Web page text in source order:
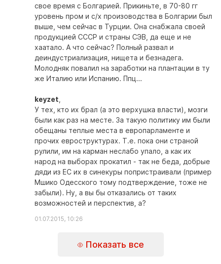
свое время с Болгарией. Прикиньте, в 70-80 гг
уровень пром и с/х произоводства в Болгарии был
выше, чем сейчас в Турции. Она снабжала своей
продукцией СССР и страны СЭВ, да еще и не
хаатало. А что сейчас? Полный развал и
деиндустриализация, нищета и безнадега.
Молодняк повалил на заработки на плантации в ту
же Италию или Испанию. Ппц...
keyzet
У тех, кто их брал (а это верхушка власти), мозги
были как раз на месте. За такую политику им были
обещаны теплые места в европарламенте и
прочих евроструктурах. Т.е. пока они страной
рулили, им на карман неслабо упало, а как их
народ на выборах прокатил - так не беда, добрые
дяди из ЕС их в синекуры попристраивали (пример
Мшико Одесского тому подтверждение, тоже не
забыли). Ну, а вы бы отказались от таких
возможностей и перспектив, а?
01.07.2015, 10:26
Показать все